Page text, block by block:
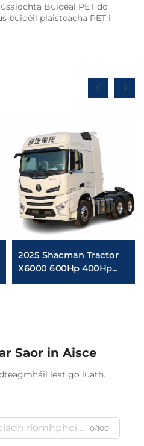
Buidéal PET do
buidéil plaisteacha PET i
2025 Shacman Tractor
X6000 600Hp 400Hp
Lhd 6X4 Truck Trailer
Saor in Aisce
leat go luath.
0/100